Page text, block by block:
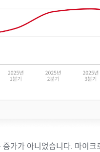
가가 아니었습니다. 마이크